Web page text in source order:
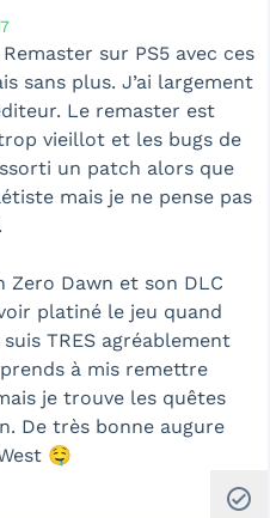
sur PS5 avec ces
sans plus. J’ai largement
Le remaster est
vieillot et les bugs de
un patch alors que
mais je ne pense pas
Dawn et son DLC
platiné le jeu quand
TRES agréablement
à mis remettre
je trouve les quêtes
De très bonne augure
🤤
check_circle